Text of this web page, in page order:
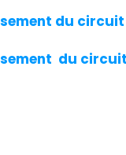
du
du